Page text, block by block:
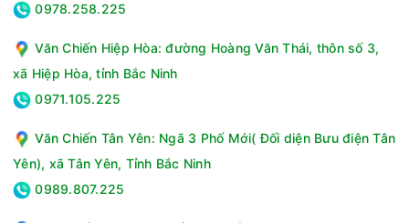
Tiện ích thông minh
0978.258.225
Văn Chiến Hiệp Hòa: đường Hoàng Văn Thái, thôn số 3,
xã Hiệp Hòa, tỉnh Bắc Ninh
0971.105.225
Văn Chiến Tân Yên: Ngã 3 Phố Mới( Đối diện Bưu điện Tân
Yên), xã Tân Yên, Tỉnh Bắc Ninh
0989.807.225